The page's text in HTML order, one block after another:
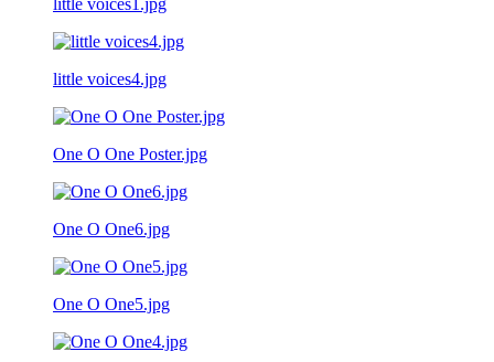
little voices4.jpg
One O One Poster.jpg
One O One6.jpg
One O One5.jpg